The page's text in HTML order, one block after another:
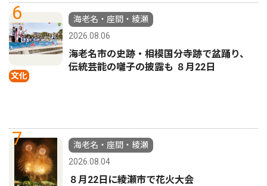
6
文化
海老名・座間・綾瀬
2026.08.06
海老名市の史跡・相模国分寺跡で盆踊り、
伝統芸能の囃子の披露も ８月22日
7
海老名・座間・綾瀬
2026.08.04
８月22日に綾瀬市で花火大会